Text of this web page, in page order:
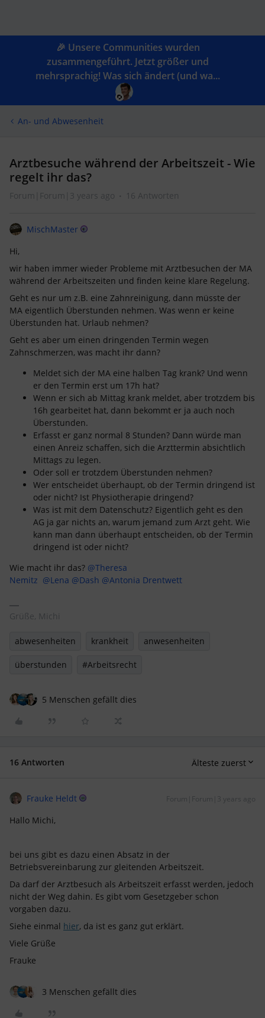
🎉 Unsere Communities wurden
zusammengeführt. Jetzt größer und
mehrsprachig! Was sich ändert (und wa...
An- und Abwesenheit
Arztbesuche während der Arbeitszeit - Wie
regelt ihr das?
Forum|Forum|3 years ago 16 Antworten
MischMaster
Hi,
wir haben immer wieder Probleme mit Arztbesuchen der MA
während der Arbeitszeiten und finden keine klare Regelung.
Geht es nur um z.B. eine Zahnreinigung, dann müsste der
MA eigentlich Überstunden nehmen. Was wenn er keine
Überstunden hat. Urlaub nehmen?
Geht es aber um einen dringenden Termin wegen
Zahnschmerzen, was macht ihr dann?
Meldet sich der MA eine halben Tag krank? Und wenn
er den Termin erst um 17h hat?
Wenn er sich ab Mittag krank meldet, aber trotzdem bis
16h gearbeitet hat, dann bekommt er ja auch noch
Überstunden.
Erfasst er ganz normal 8 Stunden? Dann würde man
einen Anreiz schaffen, sich die Arzttermin absichtlich
Mittags zu legen.
Oder soll er trotzdem Überstunden nehmen?
Wer entscheidet überhaupt, ob der Termin dringend ist
oder nicht? Ist Physiotherapie dringend?
Was ist mit dem Datenschutz? Eigentlich geht es den
AG ja gar nichts an, warum jemand zum Arzt geht. Wie
kann man dann überhaupt entscheiden, ob der Termin
dringend ist oder nicht?
Wie macht ihr das? @Theresa
Nemitz @Lena @Dash @Antonia Drentwett
Grüße, Michi
abwesenheiten krankheit anwesenheiten
überstunden #Arbeitsrecht
5 Menschen gefällt dies
16 Antworten Älteste zuerst
Frauke Heldt Forum|Forum|3 years ago
Hallo Michi,
bei uns gibt es dazu einen Absatz in der
Betriebsvereinbarung zur gleitenden Arbeitszeit.
Da darf der Arztbesuch als Arbeitszeit erfasst werden, jedoch
nicht der Weg dahin. Es gibt vom Gesetzgeber schon
vorgaben dazu.
Siehe einmal hier, da ist es ganz gut erklärt.
Viele Grüße
Frauke
3 Menschen gefällt dies